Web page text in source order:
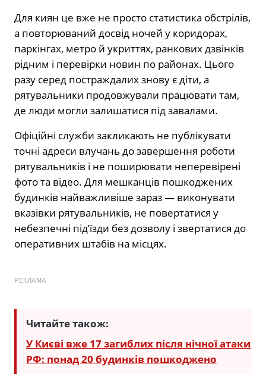
Для киян це вже не просто статистика обстрілів,
а повторюваний досвід ночей у коридорах,
паркінгах, метро й укриттях, ранкових дзвінків
рідним і перевірки новин по районах. Цього
разу серед постраждалих знову є діти, а
рятувальники продовжували працювати там,
де люди могли залишатися під завалами.
Офіційні служби закликають не публікувати
точні адреси влучань до завершення роботи
рятувальників і не поширювати неперевірені
фото та відео. Для мешканців пошкоджених
будинків найважливіше зараз — виконувати
вказівки рятувальників, не повертатися у
небезпечні під’їзди без дозволу і звертатися до
оперативних штабів на місцях.
РЕКЛАМА
Читайте також:
У Києві вже 17 загиблих після нічної атаки
РФ: понад 20 будинків пошкоджено